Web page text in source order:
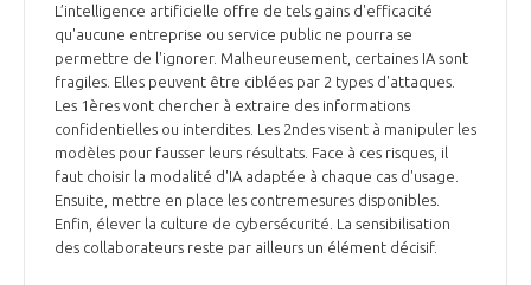
L’intelligence artificielle offre de tels gains d'efficacité
qu'aucune entreprise ou service public ne pourra se
permettre de l'ignorer. Malheureusement, certaines IA sont
fragiles. Elles peuvent être ciblées par 2 types d'attaques.
Les 1ères vont chercher à extraire des informations
confidentielles ou interdites. Les 2ndes visent à manipuler les
modèles pour fausser leurs résultats. Face à ces risques, il
faut choisir la modalité d'IA adaptée à chaque cas d'usage.
Ensuite, mettre en place les contremesures disponibles.
Enfin, élever la culture de cybersécurité. La sensibilisation
des collaborateurs reste par ailleurs un élément décisif.